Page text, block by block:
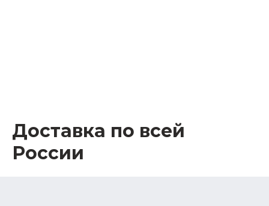
Доставка по всей
России